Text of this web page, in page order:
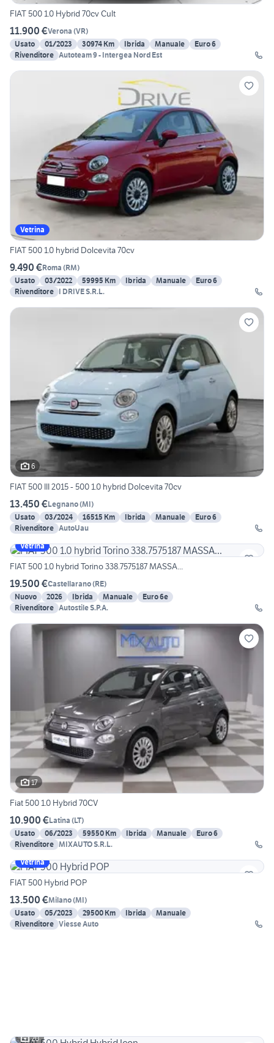
FIAT 500 1.0 Hybrid 70cv Cult
11.900 €Verona (VR)
Usato
01/2023 30974 Km Ibrida Manuale
Euro 6
Rivenditore Autoteam 9 - Intergea Nord Est
Vetrina
FIAT 500 1.0 hybrid Dolcevita 70cv
9.490 €Roma (RM)
Usato
03/2022 59995 Km Ibrida Manuale
Euro 6
Rivenditore I DRIVE S.R.L.
6
FIAT 500 III 2015 - 500 1.0 hybrid Dolcevita 70cv
13.450 €Legnano(MI)
Usato
03/2024 16515 Km Ibrida Manuale
Euro 6
Rivenditore AutoUau
Vetrina
FIAT 500 1.0 hybrid Torino 338.7575187 MASSA...
19.500 €Castellarano(RE)
Nuovo
2026 Ibrida Manuale
Euro 6e
Rivenditore Autostile S.P.A.
17
Fiat 500 1.0 Hybrid 70CV
10.900 €Latina (LT)
Usato
06/2023 59550 Km Ibrida Manuale
Euro 6
Rivenditore MIXAUTO S.R.L.
Vetrina
FIAT 500 Hybrid POP
13.500 €Milano(MI)
Usato
05/2023 29500 Km Ibrida
Manuale
Rivenditore Viesse Auto
20